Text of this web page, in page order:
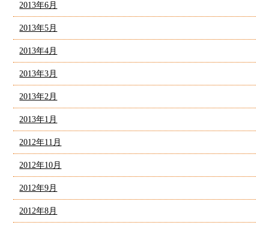
2013年6月
2013年5月
2013年4月
2013年3月
2013年2月
2013年1月
2012年11月
2012年10月
2012年9月
2012年8月